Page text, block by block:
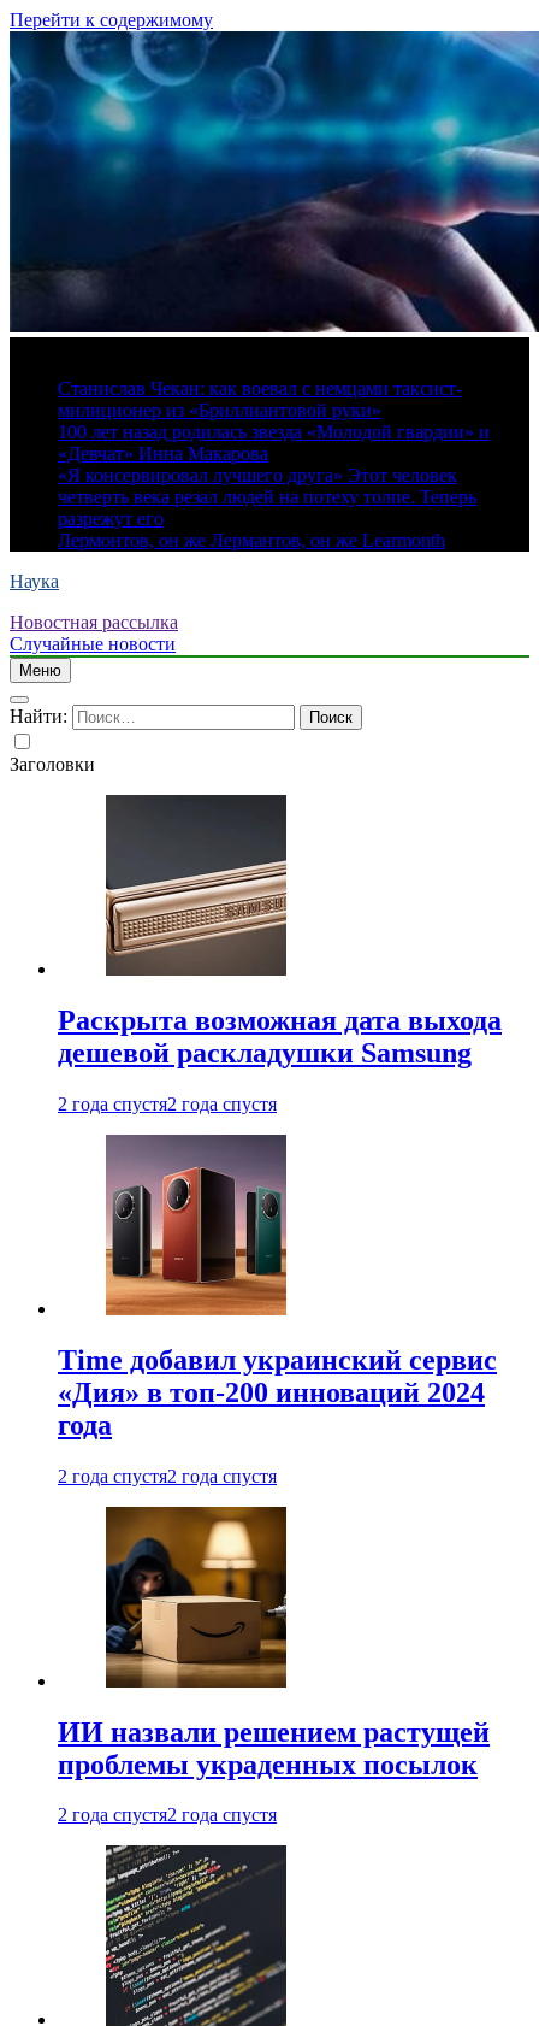
Перейти к содержимому
Станислав Чекан: как воевал с немцами таксист-
милиционер из «Бриллиантовой руки»
100 лет назад родилась звезда «Молодой гвардии» и
«Девчат» Инна Макарова
«Я консервировал лучшего друга» Этот человек
четверть века резал людей на потеху толпе. Теперь
разрежут его
Лермонтов, он же Лермантов, он же Learmonth
Наука
Новостная рассылка
Случайные новости
Меню
Найти:
Заголовки
Раскрыта возможная дата выхода
дешевой раскладушки Samsung
2 года спустя2 года спустя
Time добавил украинский сервис
«Дия» в топ-200 инноваций 2024
года
2 года спустя2 года спустя
ИИ назвали решением растущей
проблемы украденных посылок
2 года спустя2 года спустя